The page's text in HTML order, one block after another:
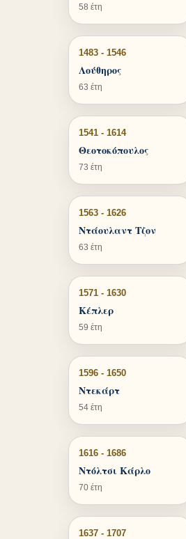
58 έτη
1483 - 1546
Λούθηρος
63 έτη
1541 - 1614
Θεοτοκόπουλος
73 έτη
1563 - 1626
Ντάουλαντ Τζον
63 έτη
1571 - 1630
Κέπλερ
59 έτη
1596 - 1650
Ντεκάρτ
54 έτη
1616 - 1686
Ντόλτσι Κάρλο
70 έτη
1637 - 1707